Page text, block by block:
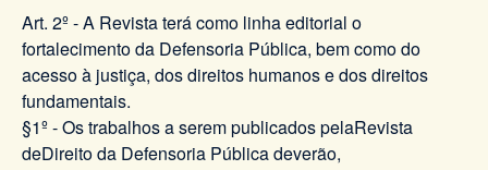
Art. 2º - A Revista terá como linha editorial o
fortalecimento da Defensoria Pública, bem como do
acesso à justiça, dos direitos humanos e dos direitos
fundamentais.
§1º - Os trabalhos a serem publicados pelaRevista
deDireito da Defensoria Pública deverão,